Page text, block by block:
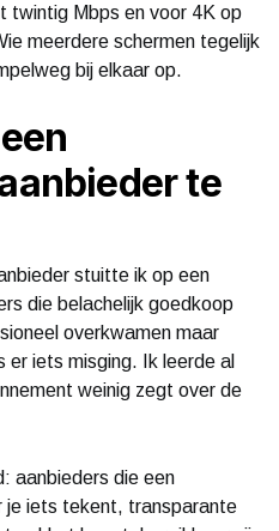
twintig Mbps en voor 4K op
meerdere schermen tegelijk
bij elkaar op.
te
stuitte ik op een
die belachelijk goedkoop
overkwamen maar
er iets misging. Ik leerde al
weinig zegt over de
aanbieders die een
je iets tekent, transparante